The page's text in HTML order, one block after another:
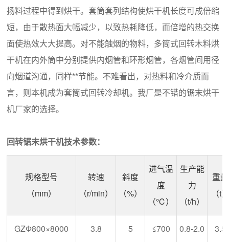
扬料过程中得到烘干。套筒套列结构使烘干机长度可成倍缩
短，由于散热面大幅减少，以致热耗降低，而倍增的热交换
面使热效大大提高。对不能触烟的物料，多筒式回转木料烘
干机在内外筒中分别提供内烟管和环形烟管，各烟管间用径
向烟道沟通，同样**节能。不难看出，对热料和冷介质而
言，则本机成为套筒式回转冷却机。我厂是不错的锯末烘干
机厂家的选择。
回转锯末烘干机技术参数：
规格型号
（mm）
转速
（r/min）
斜度
（%）
进气温
度
（℃）
生产能
力
（t/h）
重量
（t
GZФ800×8000 3.8 5 ≤700 0.8-2.0 3.5